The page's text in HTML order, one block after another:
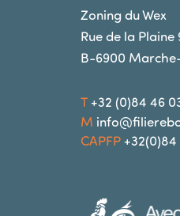
Zoning du Wex
Rue de la Plaine
B-6900
T+32 (0)84 46
M
CAPFP
IMAGE